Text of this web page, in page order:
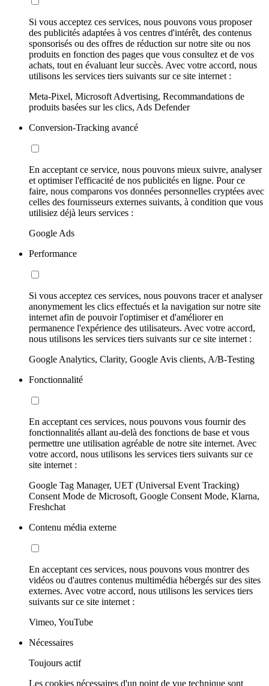
Si vous acceptez ces services, nous pouvons vous proposer
des publicités adaptées à vos centres d'intérêt, des contenus
sponsorisés ou des offres de réduction sur notre site ou nos
produits en fonction des pages que vous consultez et de vos
achats, tout en évaluant leur succès. Avec votre accord, nous
utilisons les services tiers suivants sur ce site internet :
Meta-Pixel, Microsoft Advertising, Recommandations de
produits basées sur les clics, Ads Defender
Conversion-Tracking avancé
En acceptant ce service, nous pouvons mieux suivre, analyser
et optimiser l'efficacité de nos publicités en ligne. Pour ce
faire, nous comparons vos données personnelles cryptées avec
celles des fournisseurs externes suivants, à condition que vous
utilisiez déjà leurs services :
Google Ads
Performance
Si vous acceptez ces services, nous pouvons tracer et analyser
anonymement les clics effectués et la navigation sur notre site
internet afin de pouvoir l'optimiser et d'améliorer en
permanence l'expérience des utilisateurs. Avec votre accord,
nous utilisons les services tiers suivants sur ce site internet :
Google Analytics, Clarity, Google Avis clients, A/B-Testing
Fonctionnalité
En acceptant ces services, nous pouvons vous fournir des
fonctionnalités allant au-delà des fonctions de base et vous
permettre une utilisation agréable de notre site internet. Avec
votre accord, nous utilisons les services tiers suivants sur ce
site internet :
Google Tag Manager, UET (Universal Event Tracking)
Consent Mode de Microsoft, Google Consent Mode, Klarna,
Freshchat
Contenu média externe
En acceptant ces services, nous pouvons vous montrer des
vidéos ou d'autres contenus multimédia hébergés sur des sites
externes. Avec votre accord, nous utilisons les services tiers
suivants sur ce site internet :
Vimeo, YouTube
Nécessaires
Toujours actif
Les cookies nécessaires d'un point de vue technique sont